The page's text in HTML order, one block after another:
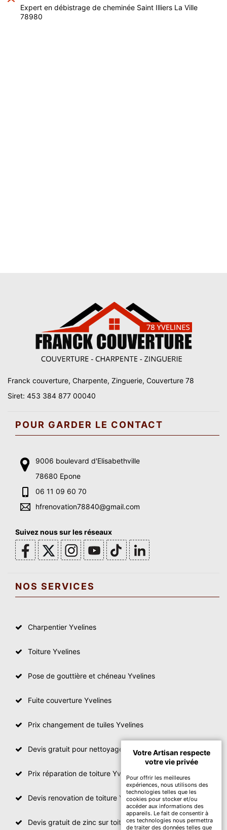
Expert en débistrage de cheminée Saint Illiers La Ville
78980
Franck couverture, Charpente, Zinguerie, Couverture 78
Siret: 453 384 877 00040
POUR GARDER LE CONTACT
9006 boulevard d'Elisabethville
78680 Epone
06 11 09 60 70
hfrenovation78840@gmail.com
Suivez nous sur les réseaux
NOS SERVICES
Charpentier Yvelines
Toiture Yvelines
Pose de gouttière et chéneau Yvelines
Fuite couverture Yvelines
Prix changement de tuiles Yvelines
Devis gratuit pour nettoyage toiture Yvelines
Prix réparation de toiture Yvelines
Devis renovation de toiture Yvelines
Devis gratuit de zinc sur toiture
Votre Artisan respecte
votre vie privée
Pour offrir les meilleures
expériences, nous utilisons des
technologies telles que les
cookies pour stocker et/ou
accéder aux informations des
appareils. Le fait de consentir à
ces technologies nous permettra
de traiter des données telles que